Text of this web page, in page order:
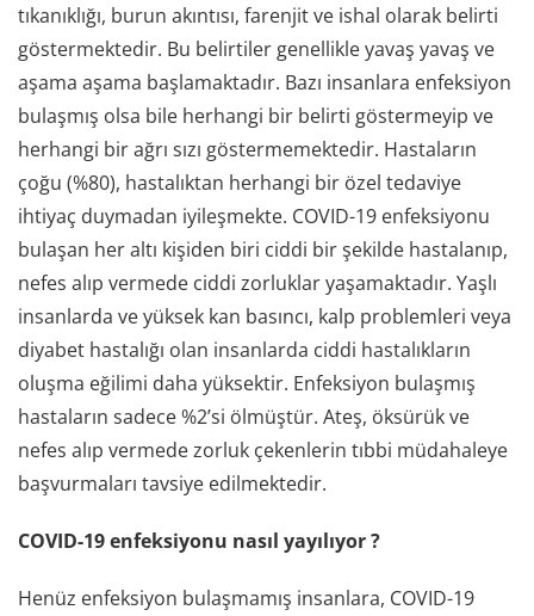
tıkanıklığı, burun akıntısı, farenjit ve ishal olarak belirti
göstermektedir. Bu belirtiler genellikle yavaş yavaş ve
aşama aşama başlamaktadır. Bazı insanlara enfeksiyon
bulaşmış olsa bile herhangi bir belirti göstermeyip ve
herhangi bir ağrı sızı göstermemektedir. Hastaların
çoğu (%80), hastalıktan herhangi bir özel tedaviye
ihtiyaç duymadan iyileşmekte. COVID-19 enfeksiyonu
bulaşan her altı kişiden biri ciddi bir şekilde hastalanıp,
nefes alıp vermede ciddi zorluklar yaşamaktadır. Yaşlı
insanlarda ve yüksek kan basıncı, kalp problemleri veya
diyabet hastalığı olan insanlarda ciddi hastalıkların
oluşma eğilimi daha yüksektir. Enfeksiyon bulaşmış
hastaların sadece %2’si ölmüştür. Ateş, öksürük ve
nefes alıp vermede zorluk çekenlerin tıbbi müdahaleye
başvurmaları tavsiye edilmektedir.
COVID-19 enfeksiyonu nasıl yayılıyor ?
Henüz enfeksiyon bulaşmamış insanlara, COVID-19